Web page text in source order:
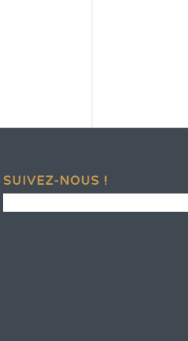
SUIVEZ-NOUS !